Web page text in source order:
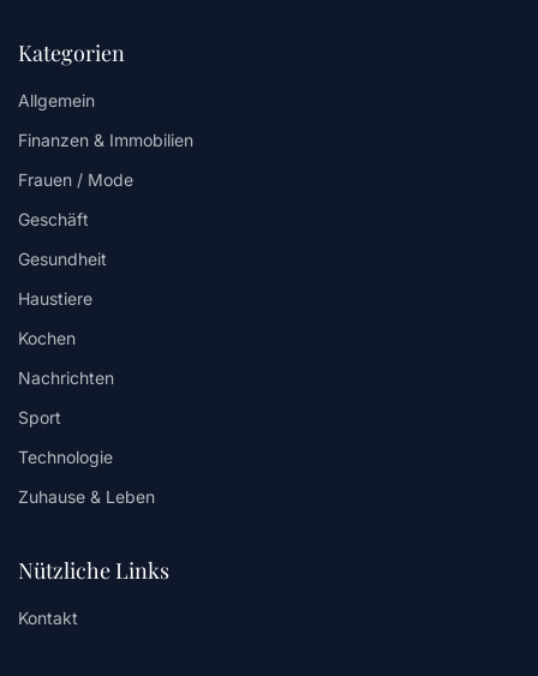
Kategorien
Allgemein
Finanzen & Immobilien
Frauen / Mode
Geschäft
Gesundheit
Haustiere
Kochen
Nachrichten
Sport
Technologie
Zuhause & Leben
Nützliche Links
Kontakt